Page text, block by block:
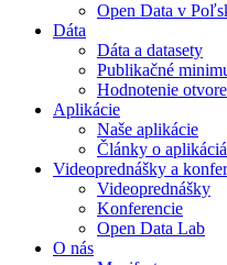
Open Data v
Dáta
Dáta a datasety
Publikačné
Hodnotenie
Aplikácie
Naše aplikácie
Články o
Videoprednášky a
Videoprednášky
Konferencie
Open Data Lab
O nás